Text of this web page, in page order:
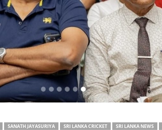
SANATH JAYASURIYA SRI LANKA CRICKET SRI LANKA NEWS